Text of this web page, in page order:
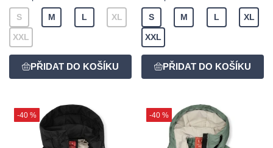
S M L XL
XXL
S M L XL
XXL
-40 % -40 %